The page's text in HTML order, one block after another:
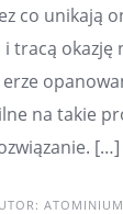
co unikają
tracą okazję
na takie
[…]
ATOMINIUM